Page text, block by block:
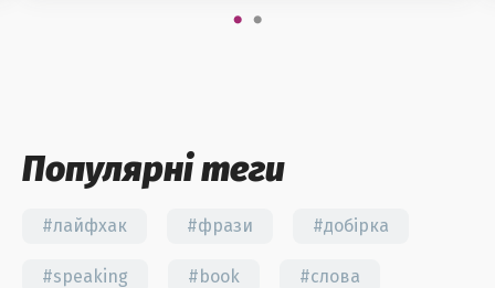
Популярні теги
#лайфхак #фрази #добірка
#speaking #book #слова